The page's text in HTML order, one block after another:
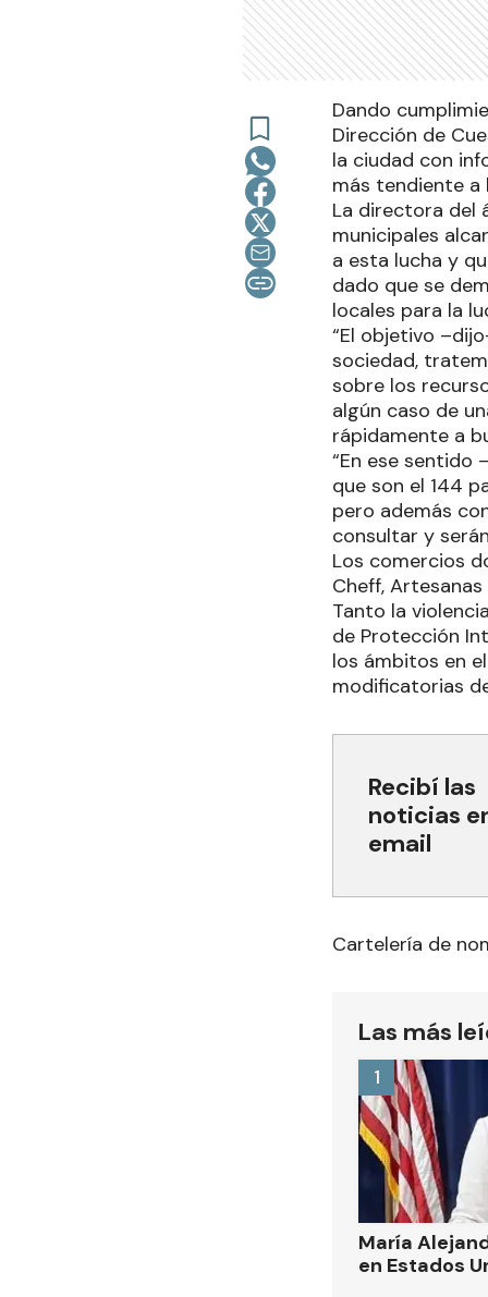
Dando
Dirección de
la ciudad con
más tendiente a
La directora del
municipales
a esta lucha y
dado que se
locales para la
“El objetivo
sociedad,
sobre los
algún caso de
rápidamente a
“En ese sentido
que son el 144
pero además
consultar y
Los comercios
Cheff,
Tanto la
de Protección
los ámbitos en
modificatorias
Recibí las
noticias
email
Cartelería de
Las más
María
en Estados
1